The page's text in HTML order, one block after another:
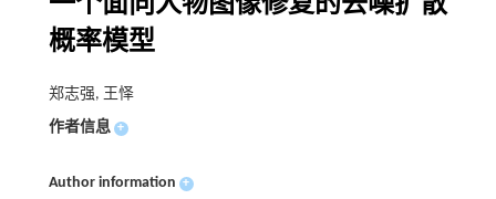
一个面向人物图像修复的去噪扩散
概率模型
郑志强, 王怿
作者信息 +
Author information +